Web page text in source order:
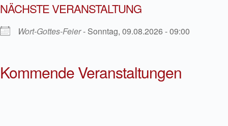
NÄCHSTE VERANSTALTUNG
Wort-Gottes-Feier- Sonntag, 09.08.2026 - 09:00
Kommende Veranstaltungen